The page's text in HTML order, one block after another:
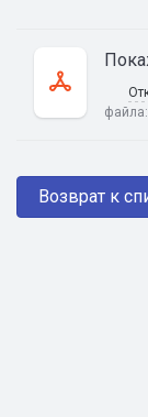
файла:
Возврат к